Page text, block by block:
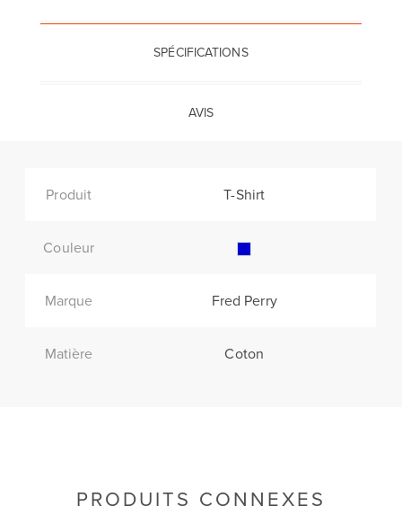
SPÉCIFICATIONS
AVIS
Produit T-Shirt
Couleur
Marque Fred Perry
Matière Coton
PRODUITS CONNEXES